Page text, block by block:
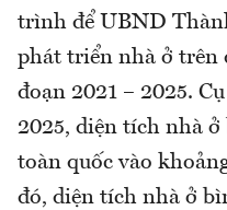
trình để UBND
phát triển nhà ở trên
đoạn 2021 – 2025.
2025, diện tích nhà
toàn quốc vào
đó, diện tích nhà ở